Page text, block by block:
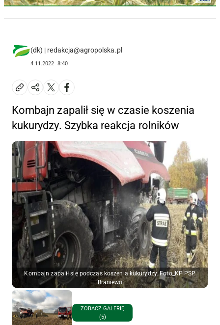
(dk) | redakcja@agropolska.pl
4.11.2022 8:40
Kombajn zapalił się w czasie koszenia
kukurydzy. Szybka reakcja rolników
Kombajn zapalił się podczas koszenia kukurydzy. Foto_KP PSP
Braniewo
ZOBACZ GALERIĘ
(5)